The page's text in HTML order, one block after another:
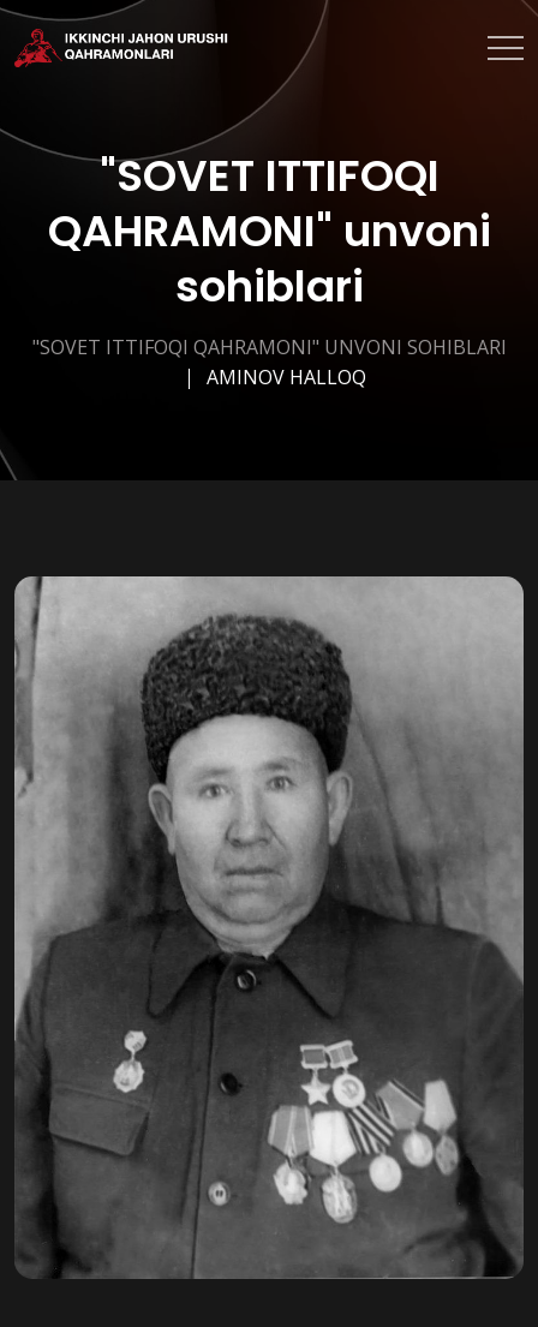
"SOVET ITTIFOQI
QAHRAMONI" unvoni
sohiblari
"SOVET ITTIFOQI QAHRAMONI" UNVONI SOHIBLARI
AMINOV HALLOQ